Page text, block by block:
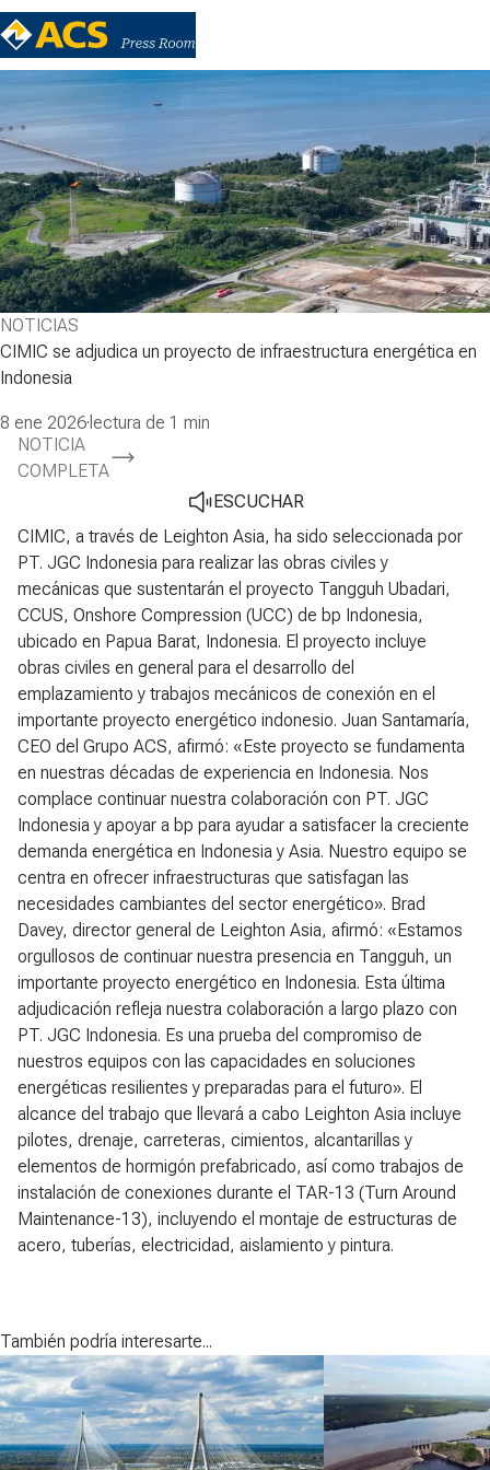
NOTICIAS
CIMIC se adjudica un proyecto de infraestructura energética en
Indonesia
8 ene 2026· lectura de 1 min
NOTICIA
COMPLETA
ESCUCHAR
CIMIC, a través de Leighton Asia, ha sido seleccionada por
PT. JGC Indonesia para realizar las obras civiles y
mecánicas que sustentarán el proyecto Tangguh Ubadari,
CCUS, Onshore Compression (UCC) de bp Indonesia,
ubicado en Papua Barat, Indonesia. El proyecto incluye
obras civiles en general para el desarrollo del
emplazamiento y trabajos mecánicos de conexión en el
importante proyecto energético indonesio. Juan Santamaría,
CEO del Grupo ACS, afirmó: «Este proyecto se fundamenta
en nuestras décadas de experiencia en Indonesia. Nos
complace continuar nuestra colaboración con PT. JGC
Indonesia y apoyar a bp para ayudar a satisfacer la creciente
demanda energética en Indonesia y Asia. Nuestro equipo se
centra en ofrecer infraestructuras que satisfagan las
necesidades cambiantes del sector energético». Brad
Davey, director general de Leighton Asia, afirmó: «Estamos
orgullosos de continuar nuestra presencia en Tangguh, un
importante proyecto energético en Indonesia. Esta última
adjudicación refleja nuestra colaboración a largo plazo con
PT. JGC Indonesia. Es una prueba del compromiso de
nuestros equipos con las capacidades en soluciones
energéticas resilientes y preparadas para el futuro». El
alcance del trabajo que llevará a cabo Leighton Asia incluye
pilotes, drenaje, carreteras, cimientos, alcantarillas y
elementos de hormigón prefabricado, así como trabajos de
instalación de conexiones durante el TAR-13 (Turn Around
Maintenance-13), incluyendo el montaje de estructuras de
acero, tuberías, electricidad, aislamiento y pintura.
También podría interesarte...